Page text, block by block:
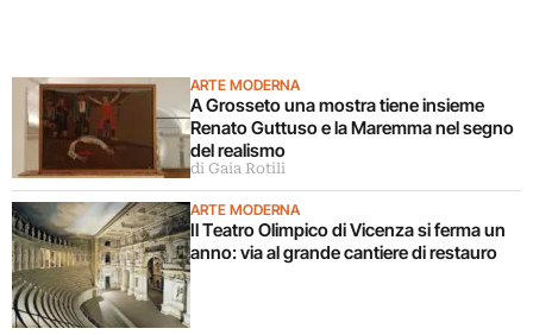
ARTE MODERNA
A Grosseto una mostra tiene insieme
Renato Guttuso e la Maremma nel segno
del realismo
di Gaia Rotili
ARTE MODERNA
Il Teatro Olimpico di Vicenza si ferma un
anno: via al grande cantiere di restauro